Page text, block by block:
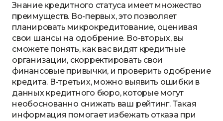
Знание кредитного статуса имеет множество
преимуществ. Во-первых, это позволяет
планировать микрокредитование, оценивая
свои шансы на одобрение. Во-вторых, вы
сможете понять, как вас видят кредитные
организации, скорректировать свои
финансовые привычки, и проверить одобрение
кредита. В-третьих, можно выявить ошибки в
данных кредитного бюро, которые могут
необоснованно снижать ваш рейтинг. Такая
информация помогает избежать отказа при